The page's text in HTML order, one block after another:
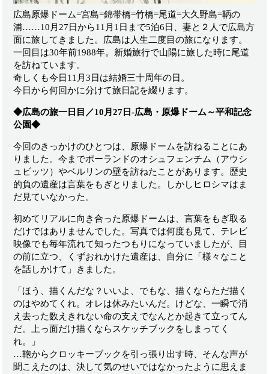
広島原爆ドーム=宮島=錦帯橋=竹橋=尾道=大久野島=鞆の
浦……10月27日から11月1日まで5泊6日、妻と２人で広島方
面に旅してきました。広島は人生二度目の旅になります。
一回目は30年前1988年。新婚旅行で山陽に旅した時に尾道
を訪ねています。
奇しくも今日11月3日は結婚三十周年の日。
今日から何回かに分けて旅日記を綴ります。
◆広島の旅一日目／10月27日-広島・原爆ドーム～平和記念
公園◆
今回のきっかけのひとつは、原爆ドームを訪ねることにあ
りました。今までポーランドのオシュフェンチム（アウシ
ュビッツ）やベルリンの壁を訪ねたことがあります。歴史
的負の遺産は言葉をもぎとりました。しかしヒロシマはま
だ見ていなかった。
初めてリアルに向き合った原爆ドームは、言葉をもぎ取る
だけではありませんでした。写真では何度も見て、テレビ
映像でも毎年流れて知ったつもりになっていましたが、目
の前に立つ、くずおれかけた遺産は、自分に「様々なこと
を話しかけて」きました。
「ほう、描くんだな？いいよ、でもな、描くならただ描く
のはやめてくれ。オレは休みたいんだ。けどな、一瞬で消
え去った数えきれない命の支えでなんとか起きて立ってん
だ。上っ面だけ描くならスケッチブックをしまってく
れ。」
…鞄からクロッキーブックを引っ張り出す時、そんな声が
聞こえたのは、決して気のせいではなかったように思えま